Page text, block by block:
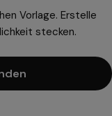
Vorlage. Erstelle
stecken.